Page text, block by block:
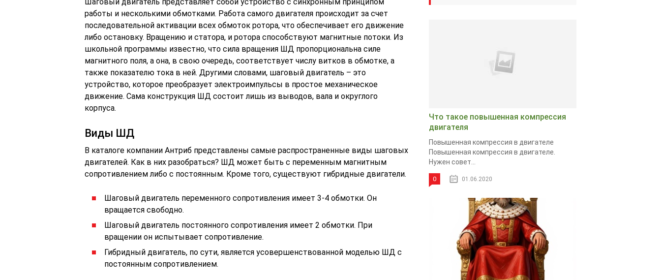
работы и несколькими обмотками. Работа самого двигателя происходит за счет
последовательной активации всех обмоток ротора, что обеспечивает его движение
либо остановку. Вращению и статора, и ротора способствуют магнитные потоки. Из
школьной программы известно, что сила вращения ШД пропорциональна силе
магнитного поля, а она, в свою очередь, соответствует числу витков в обмотке, а
также показателю тока в ней. Другими словами, шаговый двигатель – это
устройство, которое преобразует электроимпульсы в простое механическое
движение. Сама конструкция ШД состоит лишь из выводов, вала и округлого
корпуса.
Виды ШД
В каталоге компании Антриб представлены самые распространенные виды шаговых
двигателей. Как в них разобраться? ШД может быть с переменным магнитным
сопротивлением либо с постоянным. Кроме того, существуют гибридные двигатели.
Шаговый двигатель переменного сопротивления имеет 3-4 обмотки. Он
вращается свободно.
Шаговый двигатель постоянного сопротивления имеет 2 обмотки. При
вращении он испытывает сопротивление.
Гибридный двигатель, по сути, является усовершенствованной моделью ШД с
постоянным сопротивлением.
Что такое повышенная компрессия
двигателя
Повышенная компрессия в двигателе
Повышенная компрессия в двигателе.
Нужен совет...
0 01.06.2020